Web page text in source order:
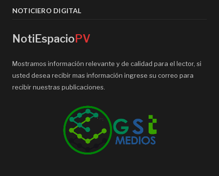
NOTICIERO DIGITAL
NotiEspacioPV
Mostramos información relevante y de calidad para el lector, si
usted desea recibir mas información ingrese su correo para
recibir nuestras publicaciones.